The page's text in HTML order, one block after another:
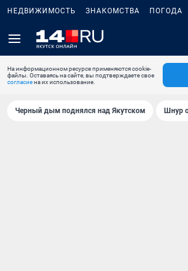
НЕДВИЖИМОСТЬ ЗНАКОМСТВА ПОГОДА
На информационном ресурсе применяются cookie-
файлы. Оставаясь на сайте, вы подтверждаете свое
согласиена их использование.
Черный дым поднялся над Якутском Шнур